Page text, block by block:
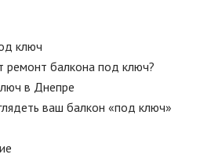
ключ
ремонт балкона под ключ?
в Днепре
ваш балкон «под ключ»